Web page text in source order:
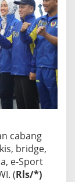
cabang
bridge,
e-Sport
(Rls/*)